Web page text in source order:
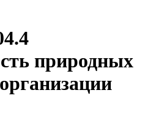
природных